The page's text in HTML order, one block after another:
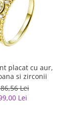
placat cu aur,
si zirconii
Lei
Lei